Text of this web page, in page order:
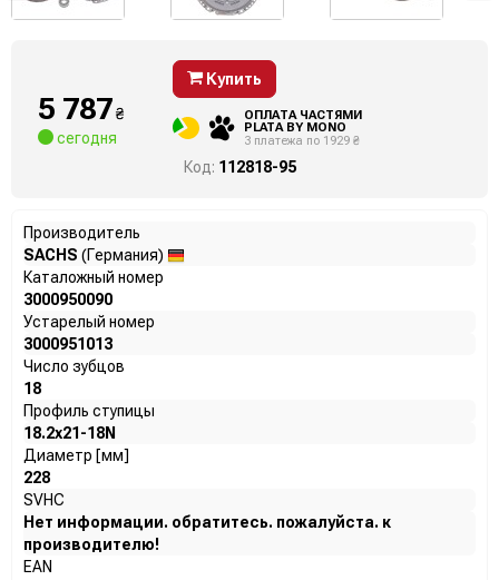
5 787₴
сегодня
Купить
ОПЛАТА ЧАСТЯМИ
PLATA BY MONO
3 платежа по 1929 ₴
Код: 112818-95
Производитель
SACHS (Германия)
Каталожный номер
3000950090
Устарелый номер
3000951013
Число зубцов
18
Профиль ступицы
18.2x21-18N
Диаметр [мм]
228
SVHC
Нет информации. обратитесь. пожалуйста. к
производителю!
EAN